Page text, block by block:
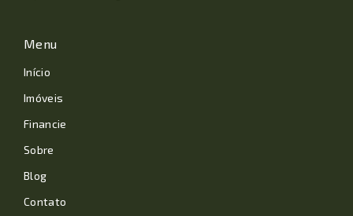
Menu
Início
Imóveis
Financie
Sobre
Blog
Contato